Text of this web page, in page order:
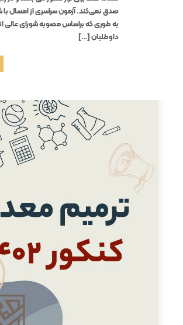
صدق نمی‌کند. آزمون سراسری از امسال با
به طوری که براساس مصوبه شورای عالی
داوطلبان […]